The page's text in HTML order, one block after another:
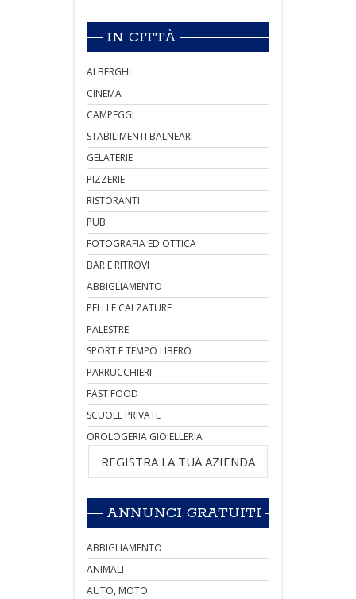
IN CITTÀ
ALBERGHI
CINEMA
CAMPEGGI
STABILIMENTI BALNEARI
GELATERIE
PIZZERIE
RISTORANTI
PUB
FOTOGRAFIA ED OTTICA
BAR E RITROVI
ABBIGLIAMENTO
PELLI E CALZATURE
PALESTRE
SPORT E TEMPO LIBERO
PARRUCCHIERI
FAST FOOD
SCUOLE PRIVATE
OROLOGERIA GIOIELLERIA
REGISTRA LA TUA AZIENDA
ANNUNCI GRATUITI
ABBIGLIAMENTO
ANIMALI
AUTO, MOTO